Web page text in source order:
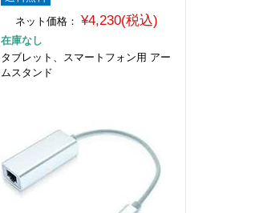
ネット価格：
¥4,230(税込)
在庫なし
タブレット、スマートフォン用 アー
ムスタンド